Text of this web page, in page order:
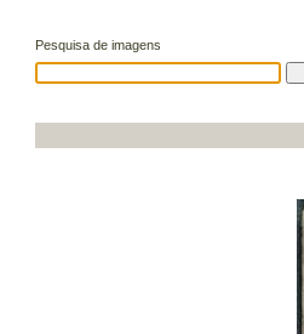
Pesquisa de imagens